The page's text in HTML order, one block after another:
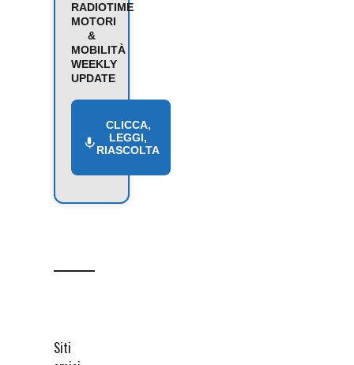
RADIOTIME
MOTORI
&
MOBILITÀ
WEEKLY
UPDATE
CLICCA,
LEGGI,
RIASCOLTA
Siti